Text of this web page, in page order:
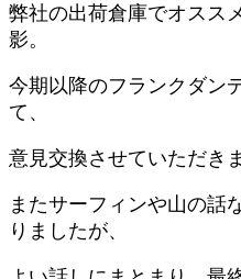
弊社の出荷倉庫でオスス
影。
今期以降のフランクダン
て、
意見交換させていただき
またサーフィンや山の話
りましたが、